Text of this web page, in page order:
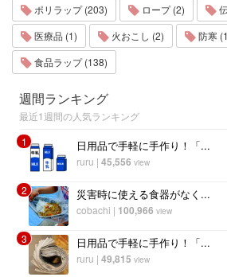
ポリラップ (203)
ロープ (2)
医療品 (1)
火おこし (2)
防寒
食品ラップ (138)
週間ランキング
最近1週間の人気ランキング
1
日用品で手軽に手作り！「...
ruru | 45,556 view
2 災害時に使える食器がなく...
cobachi | 100,966 view
3 日用品で手軽に手作り！「...
ruru | 49,815 view